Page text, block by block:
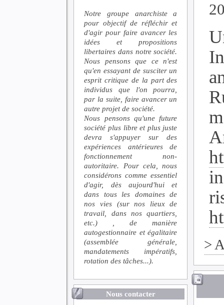
Notre groupe anarchiste a
pour objectif de réfléchir et
d'agir pour faire avancer les
idées et propositions
libertaires dans notre société.
Nous pensons que ce n'est
qu'en essayant de susciter un
esprit critique de la part des
individus que l'on pourra,
par la suite, faire avancer un
autre projet de société.
Nous pensons qu'une future
société plus libre et plus juste
devra s'appuyer sur des
expériences antérieures de
fonctionnement non-
autoritaire. Pour cela, nous
considérons comme essentiel
d'agir, dès aujourd'hui et
dans tous les domaines de
nos vies (sur nos lieux de
travail, dans nos quartiers,
etc.) , de manière
autogestionnaire et égalitaire
(assemblée générale,
mandatements impératifs,
rotation des tâches...).
Nous contacter
>